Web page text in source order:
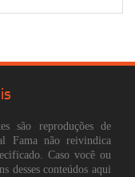
são reproduções de
Fama não reivindica
Caso você ou
desses conteúdos aqui